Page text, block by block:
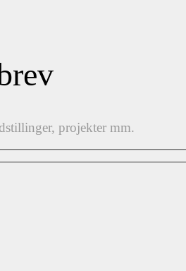
projekter mm.